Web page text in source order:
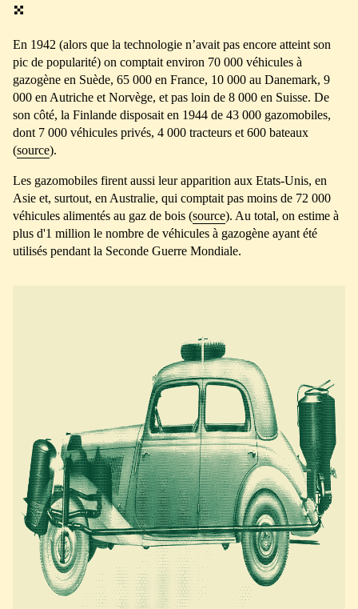
En 1942 (alors que la technologie n’avait pas encore atteint son
pic de popularité) on comptait environ 70 000 véhicules à
gazogène en Suède, 65 000 en France, 10 000 au Danemark, 9
000 en Autriche et Norvège, et pas loin de 8 000 en Suisse. De
son côté, la Finlande disposait en 1944 de 43 000 gazomobiles,
dont 7 000 véhicules privés, 4 000 tracteurs et 600 bateaux
(source).
Les gazomobiles firent aussi leur apparition aux Etats-Unis, en
Asie et, surtout, en Australie, qui comptait pas moins de 72 000
véhicules alimentés au gaz de bois (source). Au total, on estime à
plus d'1 million le nombre de véhicules à gazogène ayant été
utilisés pendant la Seconde Guerre Mondiale.